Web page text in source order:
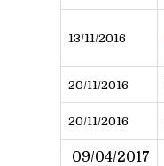
13/11/2016
20/11/2016
20/11/2016
09/04/2017